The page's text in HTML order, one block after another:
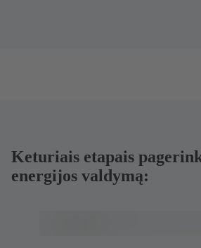
Keturiais etapais
energijos valdymą: